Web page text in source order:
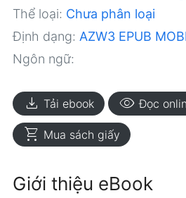
Thể loại: Chưa phân loại
Định dạng: AZW3 EPUB
Ngôn ngữ:
download Tải ebook visibility Đọc
shopping_cart Mua sách giấy
Giới thiệu eBook